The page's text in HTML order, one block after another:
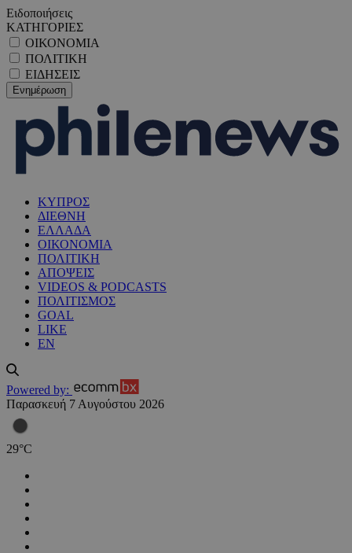
Ειδοποιήσεις
ΚΑΤΗΓΟΡΙΕΣ
ΟΙΚΟΝΟΜΙΑ
ΠΟΛΙΤΙΚΗ
ΕΙΔΗΣΕΙΣ
ΚΥΠΡΟΣ
ΔΙΕΘΝΗ
ΕΛΛΑΔΑ
ΟΙΚΟΝΟΜΙΑ
ΠΟΛΙΤΙΚΗ
ΑΠΟΨΕΙΣ
VIDEOS & PODCASTS
ΠΟΛΙΤΙΣΜΟΣ
GOAL
LIKE
EN
Powered by:
Παρασκευή 7 Αυγούστου 2026
29°C